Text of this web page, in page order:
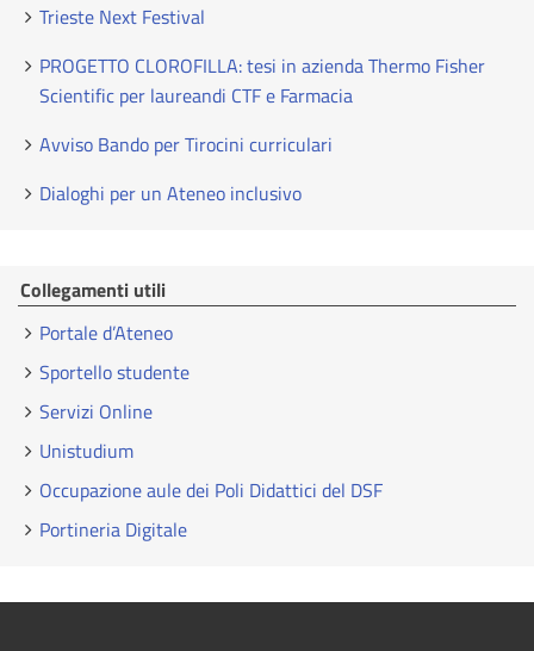
Trieste Next Festival
PROGETTO CLOROFILLA: tesi in azienda Thermo Fisher
Scientific per laureandi CTF e Farmacia
Avviso Bando per Tirocini curriculari
Dialoghi per un Ateneo inclusivo
Collegamenti utili
Portale d’Ateneo
Sportello studente
Servizi Online
Unistudium
Occupazione aule dei Poli Didattici del DSF
Portineria Digitale